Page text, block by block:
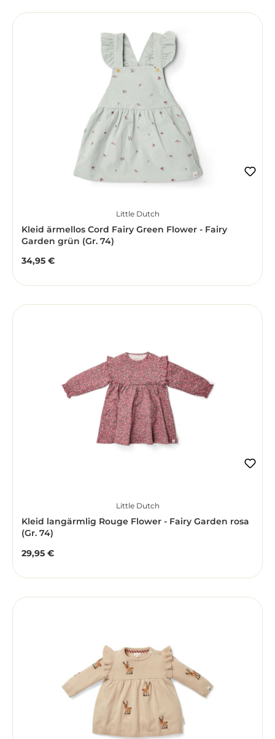
Little Dutch
Kleid ärmellos Cord Fairy Green Flower - Fairy
Garden grün (Gr. 74)
Regulärer Preis:
34,95 €
Little Dutch
Kleid langärmlig Rouge Flower - Fairy Garden rosa
(Gr. 74)
Regulärer Preis:
29,95 €